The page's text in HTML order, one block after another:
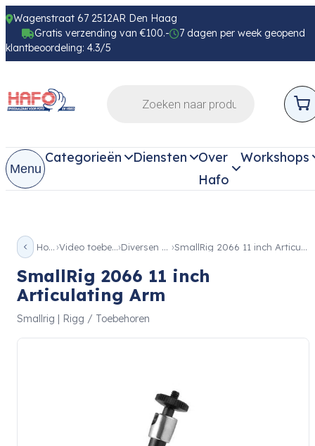
Wagenstraat 67 2512AR Den Haag
Gratis verzending van €100.-
7 dagen per week geopend
klantbeoordeling: 4.3/5
Menu
Categorieën Diensten
Over
Hafo
Workshops
Home Video toebehoren Diversen Video SmallRig 2066 11 inch Articulating Arm
SmallRig 2066 11 inch
Articulating Arm
Smallrig | Rigg / Toebehoren